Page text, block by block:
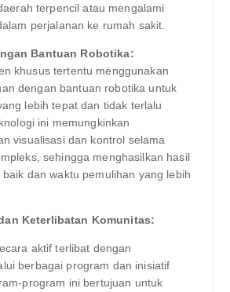
terpencil atau mengalami
perjalanan ke rumah sakit.
Bantuan Robotika:
khusus tertentu menggunakan
dengan bantuan robotika untuk
lebih tepat dan tidak terlalu
ini memungkinkan
visualisasi dan kontrol selama
sehingga menghasilkan hasil
baik dan waktu pemulihan yang lebih
Keterlibatan Komunitas:
aktif terlibat dengan
berbagai program dan inisiatif
program ini bertujuan untuk